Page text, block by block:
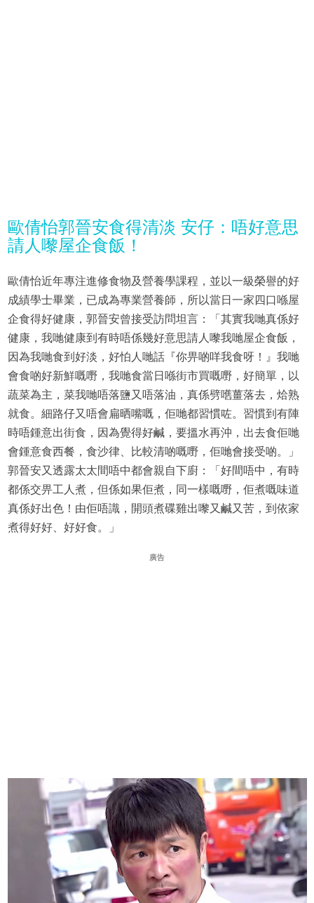
歐倩怡郭晉安食得清淡 安仔：唔好意思
請人嚟屋企食飯！
歐倩怡近年專注進修食物及營養學課程，並以一級榮譽的好
成績學士畢業，已成為專業營養師，所以當日一家四口喺屋
企食得好健康，郭晉安曾接受訪問坦言：「其實我哋真係好
健康，我哋健康到有時唔係幾好意思請人嚟我哋屋企食飯，
因為我哋食到好淡，好怕人哋話『你畀啲咩我食呀！』我哋
會食啲好新鮮嘅嘢，我哋食當日喺街市買嘅嘢，好簡單，以
蔬菜為主，菜我哋唔落鹽又唔落油，真係劈嚿薑落去，烚熟
就食。細路仔又唔會扁晒嘴嘅，佢哋都習慣咗。習慣到有陣
時唔鍾意出街食，因為覺得好鹹，要搵水再沖，出去食佢哋
會鍾意食西餐，食沙律、比較清啲嘅嘢，佢哋會接受啲。」
郭晉安又透露太太間唔中都會親自下廚：「好間唔中，有時
都係交畀工人煮，但係如果佢煮，同一樣嘅嘢，佢煮嘅味道
真係好出色！由佢唔識，開頭煮碟雞出嚟又鹹又苦，到依家
煮得好好、好好食。」
廣告